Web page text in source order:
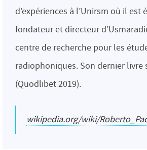
d’expériences à l’Unirsm où il est
fondateur et directeur
centre de recherche pour les
radiophoniques. Son dernier livre
(Quodlibet 2019).
wikipedia.org/wiki/